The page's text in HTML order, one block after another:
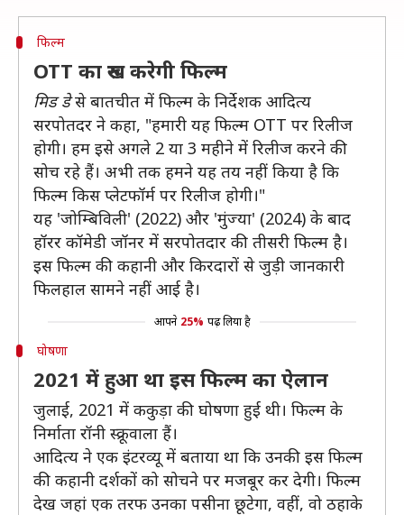
फिल्म
OTT का रुख करेगी फिल्म
मिड डेसे बातचीत में फिल्म के निर्देशक आदित्य
सरपोतदर ने कहा, "हमारी यह फिल्म OTT पर रिलीज
होगी। हम इसे अगले 2 या 3 महीने में रिलीज करने की
सोच रहे हैं। अभी तक हमने यह तय नहीं किया है कि
फिल्म किस प्लेटफॉर्म पर रिलीज होगी।"
यह 'जोम्बिविली' (2022) और 'मुंज्या' (2024) के बाद
हॉरर कॉमेडी जॉनर में सरपोतदार की तीसरी फिल्म है।
इस फिल्म की कहानी और किरदारों से जुड़ी जानकारी
फिलहाल सामने नहीं आई है।
आपने 25% पढ़ लिया है
घोषणा
2021 में हुआ था इस फिल्म का ऐलान
जुलाई, 2021 में ककुड़ा की घोषणा हुई थी। फिल्म के
निर्माता रॉनी स्क्रूवाला हैं।
आदित्य ने एक इंटरव्यू में बताया था कि उनकी इस फिल्म
की कहानी दर्शकों को सोचने पर मजबूर कर देगी। फिल्म
देख जहां एक तरफ उनका पसीना छूटेगा, वहीं, वो ठहाके